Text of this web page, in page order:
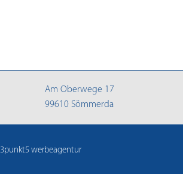
Am Oberwege 17
99610 Sömmerda
3punkt5 werbeagentur